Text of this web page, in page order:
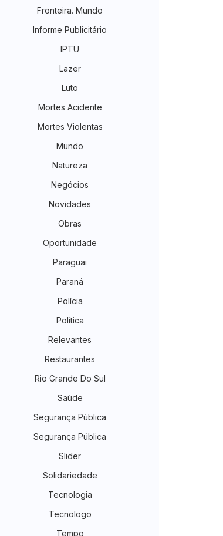
Fronteira. Mundo
Informe Publicitário
IPTU
Lazer
Luto
Mortes Acidente
Mortes Violentas
Mundo
Natureza
Negócios
Novidades
Obras
Oportunidade
Paraguai
Paraná
Polícia
Política
Relevantes
Restaurantes
Rio Grande Do Sul
Saúde
Segurança Pública
Segurança Pública
Slider
Solidariedade
Tecnologia
Tecnologo
Tempo